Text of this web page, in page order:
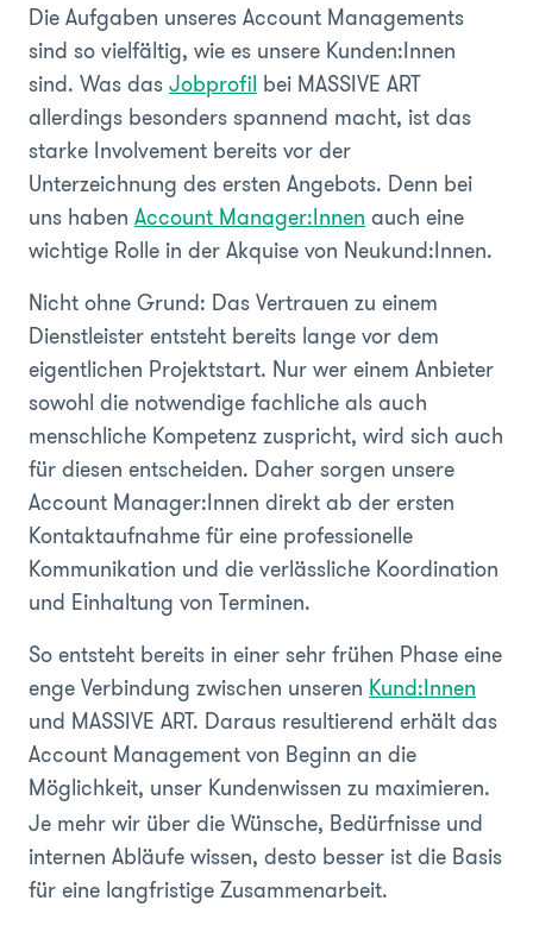
Die Aufgaben unseres Account Managements
sind so vielfältig, wie es unsere Kunden:Innen
sind. Was dasJobprofil bei MASSIVE ART
allerdings besonders spannend macht, ist das
starke Involvement bereits vor der
Unterzeichnung des ersten Angebots. Denn bei
uns haben Account Manager:Innen auch eine
wichtige Rolle in der Akquise von Neukund:Innen.
Nicht ohne Grund: Das Vertrauen zu einem
Dienstleister entsteht bereits lange vor dem
eigentlichen Projektstart. Nur wer einem Anbieter
sowohl die notwendige fachliche als auch
menschliche Kompetenz zuspricht, wird sich auch
für diesen entscheiden. Daher sorgen unsere
Account Manager:Innen direkt ab der ersten
Kontaktaufnahme für eine professionelle
Kommunikation und die verlässliche Koordination
und Einhaltung von Terminen.
So entsteht bereits in einer sehr frühen Phase eine
enge Verbindung zwischen unseren Kund:Innen
und MASSIVE ART. Daraus resultierend erhält das
Account Management von Beginn an die
Möglichkeit, unser Kundenwissen zu maximieren.
Je mehr wir über die Wünsche, Bedürfnisse und
internen Abläufe wissen, desto besser ist die Basis
für eine langfristige Zusammenarbeit.